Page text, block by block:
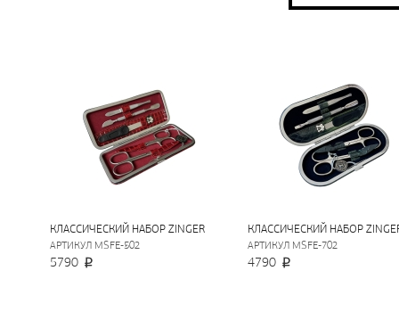
КЛАССИЧЕСКИЙ НАБОР ZINGER
АРТИКУЛ MSFE-502
5790
КЛАССИЧЕСКИЙ НАБОР
АРТИКУЛ MSFE-702
4790